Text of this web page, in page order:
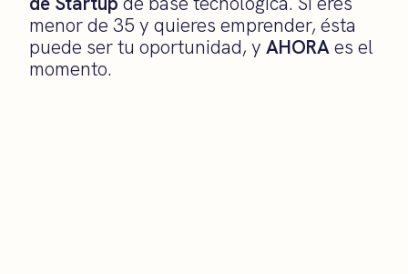
menor de 35 y quieres emprender, ésta
puede ser tu oportunidad, y AHORAes el
momento.